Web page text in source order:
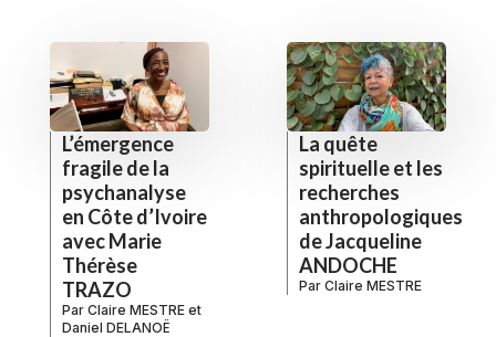
L’émergence
fragile de la
psychanalyse
en Côte d’Ivoire
avec Marie
Thérèse
TRAZO
Par Claire MESTRE et
Daniel DELANOË
La quête
spirituelle et les
recherches
anthropologiques
de Jacqueline
ANDOCHE
Par Claire MESTRE